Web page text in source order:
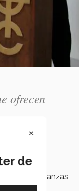
ofrecen
de crear alianzas
×
de